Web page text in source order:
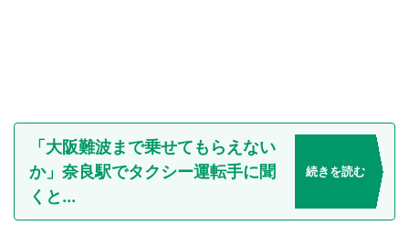
「大阪難波まで乗せてもらえない
か」奈良駅でタクシー運転手に聞
くと...
続きを読む